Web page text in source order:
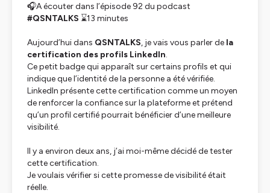
🎧A écouter dans l’épisode 92 du podcast
#QSNTALKS ⌛13 minutes
Aujourd’hui dans QSNTALKS, je vais vous parler de la
certification des profils LinkedIn.
Ce petit badge qui apparaît sur certains profils et qui
indique que l’identité de la personne a été vérifiée.
LinkedIn présente cette certification comme un moyen
de renforcer la confiance sur la plateforme et prétend
qu’un profil certifié pourrait bénéficier d’une meilleure
visibilité.
Il y a environ deux ans, j’ai moi-même décidé de tester
cette certification.
Je voulais vérifier si cette promesse de visibilité était
réelle.